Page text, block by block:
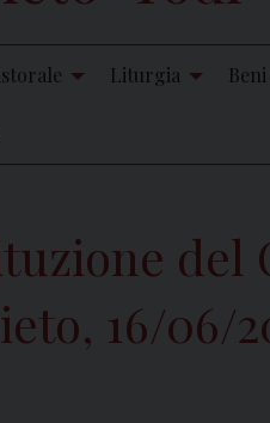
Liturgia
del
16/06/